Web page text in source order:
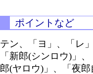
ポイントなど
テン、「ヨ」、「レ
「新郎(シンロウ)」
郎(ヤロウ)」、「夜